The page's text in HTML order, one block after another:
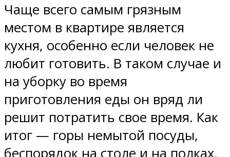
Чаще всего самым грязным
местом в квартире является
кухня, особенно если человек не
любит готовить. В таком случае и
на уборку во время
приготовления еды он вряд ли
решит потратить свое время. Как
итог — горы немытой посуды,
беспорядок на столе и на полках.